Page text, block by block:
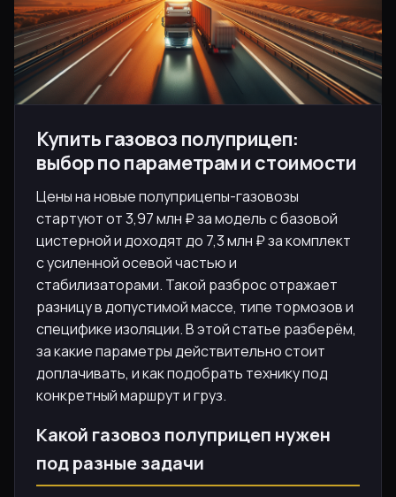
Купить газовоз полуприцеп:
выбор по параметрам и стоимости
Цены на новые полуприцепы-газовозы
стартуют от 3,97 млн ₽ за модель с базовой
цистерной и доходят до 7,3 млн ₽ за комплект
с усиленной осевой частью и
стабилизаторами. Такой разброс отражает
разницу в допустимой массе, типе тормозов и
специфике изоляции. В этой статье разберём,
за какие параметры действительно стоит
доплачивать, и как подобрать технику под
конкретный маршрут и груз.
Какой газовоз полуприцеп нужен
под разные задачи